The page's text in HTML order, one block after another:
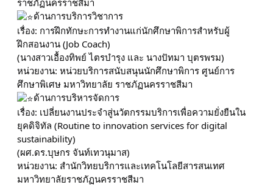
ด้านการบริการวิชาการ
เรื่อง: การฝึกทักษะการทำงานแก่นักศึกษาพิการสำหรับผู้
ฝึกสอนงาน (Job Coach)
(นางสาวเอื้องทิพย์ ไตรบำรุง และ นางปัทมา บุตรพรม)
หน่วยงาน: หน่วยบริการสนับสนุนนักศึกษาพิการ ศูนย์การ
ศึกษาพิเศษ มหาวิทยาลัย ราชภัฏนครราชสีมา
ด้านการบริหารจัดการ
เรื่อง: เปลี่ยนงานประจำสู่นวัตกรรมบริการเพื่อความยั่งยืนใน
ยุคดิจิทัล (Routine to innovation services for digital
sustainability)
(ผศ.ดร.บุษกร จันท์เทวนุมาส)
หน่วยงาน: สำนักวิทยบริการและเทคโนโลยีสารสนเทศ
มหาวิทยาลัยราชภัฏนครราชสีมา